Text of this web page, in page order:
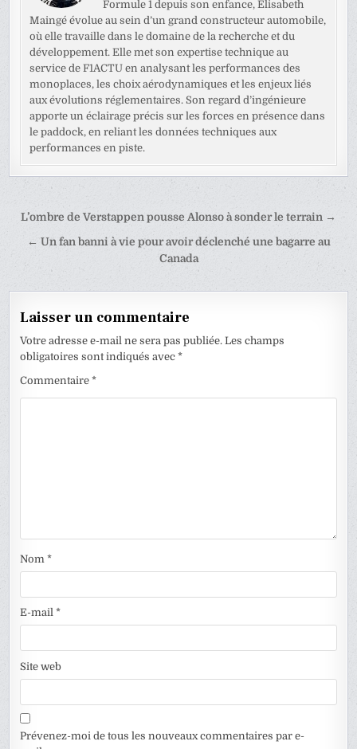
Formule 1 depuis son enfance, Élisabeth
Maingé évolue au sein d’un grand constructeur automobile,
où elle travaille dans le domaine de la recherche et du
développement. Elle met son expertise technique au
service de F1ACTU en analysant les performances des
monoplaces, les choix aérodynamiques et les enjeux liés
aux évolutions réglementaires. Son regard d’ingénieure
apporte un éclairage précis sur les forces en présence dans
le paddock, en reliant les données techniques aux
performances en piste.
Navigation
de
L’ombre de Verstappen pousse Alonso à sonder le terrain →
← Un fan banni à vie pour avoir déclenché une bagarre au
Canada
Laisser un commentaire
Votre adresse e-mail ne sera pas publiée. Les champs
obligatoires sont indiqués avec*
Commentaire*
Nom*
E-mail*
Site web
Prévenez-moi de tous les nouveaux commentaires par e-